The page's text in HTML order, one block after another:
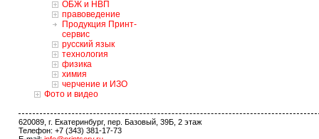
ОБЖ и НВП
правоведение
Продукция Принт-
сервис
русский язык
технология
физика
химия
черчение и ИЗО
Фото и видео
620089, г. Екатеринбург, пер. Базовый, 39Б, 2 этаж
Телефон: +7 (343) 381-17-73